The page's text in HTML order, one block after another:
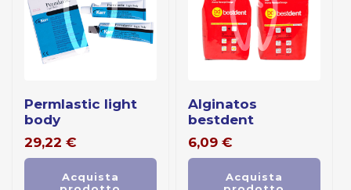
permlastic light
body
29,22 €
Acquista
alginatos
bestdent
6,09 €
Acquista